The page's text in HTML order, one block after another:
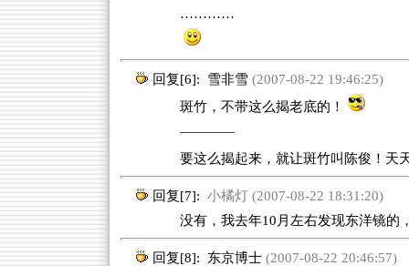
…………
回复[6]: 雪非雪(2007-08-22 19:46:25)
斑竹，不带这么揭老底的！
————
要这么揭起来，就让斑竹叫陈俊！天
回复[7]: 小橘灯 (2007-08-22 18:31:20)
没有，我去年10月左右发现东洋镜的
回复[8]: 东京博士(2007-08-22 20:46:57)